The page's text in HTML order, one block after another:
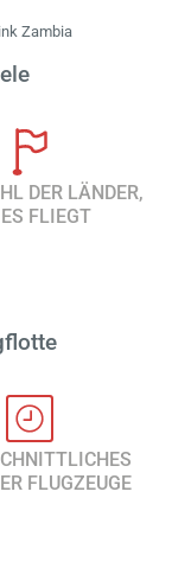
Zambia
DER LÄNDER,
FLIEGT
FLUGZEUGE